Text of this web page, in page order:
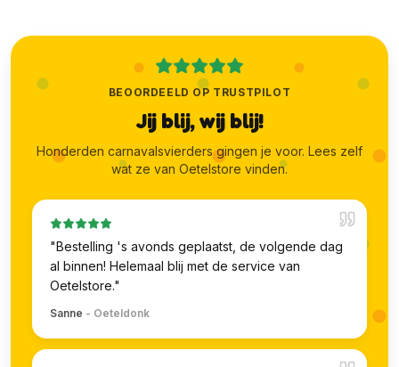
BEOORDEELD OP TRUSTPILOT
Jij blij, wij blij!
Honderden carnavalsvierders gingen je voor. Lees zelf
wat ze van Oetelstore vinden.
"Bestelling 's avonds geplaatst, de volgende dag
al binnen! Helemaal blij met de service van
Oetelstore."
Sanne - Oeteldonk